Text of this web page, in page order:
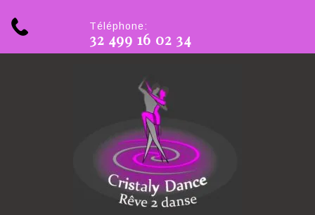
Téléphone:
32 499 16 02 34